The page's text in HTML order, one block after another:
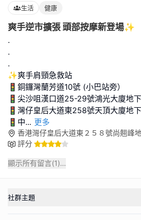
生活 健康
爽手逆市擴張 頭部按摩新登場✨
.
.
.
✨爽手肩頸急救站
🚦銅鑼灣蘭芳道10號 (小巴站旁）
🚦尖沙咀漢口道25-29號鴻光大廈地
🚦灣仔皇后大道東258號天頂大廈地
🚦中... 更多
香港灣仔皇后大道東２５８號尚翹峰
評分
顯示所有留言(1)...
社群主題